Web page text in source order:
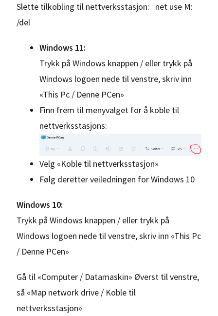
Slette tilkobling til nettverksstasjon: net use M:
/del
Windows 11:
Trykk på Windows knappen / eller trykk på
Windows logoen nede til venstre, skriv inn
«This Pc / Denne PCen»
Finn frem til menyvalget for å koble til
nettverksstasjons:
Velg «Koble til nettverksstasjon»
Følg deretter veiledningen for Windows 10
Windows 10:
Trykk på Windows knappen / eller trykk på
Windows logoen nede til venstre, skriv inn «This Pc
/ Denne PCen»
Gå til «Computer / Datamaskin» Øverst til venstre,
så «Map network drive / Koble til
nettverksstasjon»